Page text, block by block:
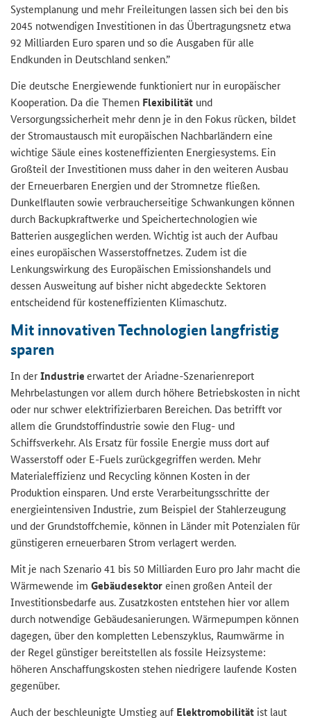
Systemplanung und mehr Freileitungen lassen sich bei den bis
2045 notwendigen Investitionen in das Übertragungsnetz etwa
92 Milliarden Euro sparen und so die Ausgaben für alle
Endkunden in Deutschland senken.”
Die deutsche Energiewende funktioniert nur in europäischer
Kooperation. Da die Themen Flexibilität und
Versorgungssicherheit mehr denn je in den Fokus rücken, bildet
der Stromaustausch mit europäischen Nachbarländern eine
wichtige Säule eines kosteneffizienten Energiesystems. Ein
Großteil der Investitionen muss daher in den weiteren Ausbau
der Erneuerbaren Energien und der Stromnetze fließen.
Dunkelflauten sowie verbraucherseitige Schwankungen können
durch Backupkraftwerke und Speichertechnologien wie
Batterien ausgeglichen werden. Wichtig ist auch der Aufbau
eines europäischen Wasserstoffnetzes. Zudem ist die
Lenkungswirkung des Europäischen Emissionshandels und
dessen Ausweitung auf bisher nicht abgedeckte Sektoren
entscheidend für kosteneffizienten Klimaschutz.
Mit innovativen Technologien langfristig
sparen
In derIndustrieerwartet der Ariadne-Szenarienreport
Mehrbelastungen vor allem durch höhere Betriebskosten in nicht
oder nur schwer elektrifizierbaren Bereichen. Das betrifft vor
allem die Grundstoffindustrie sowie den Flug- und
Schiffsverkehr. Als Ersatz für fossile Energie muss dort auf
Wasserstoff oder E-Fuels zurückgegriffen werden. Mehr
Materialeffizienz und Recycling können Kosten in der
Produktion einsparen. Und erste Verarbeitungsschritte der
energieintensiven Industrie, zum Beispiel der Stahlerzeugung
und der Grundstoffchemie, können in Länder mit Potenzialen für
günstigeren erneuerbaren Strom verlagert werden.
Mit je nach Szenario 41 bis 50 Milliarden Euro pro Jahr macht die
Wärmewende im Gebäudesektoreinen großen Anteil der
Investitionsbedarfe aus. Zusatzkosten entstehen hier vor allem
durch notwendige Gebäudesanierungen. Wärmepumpen können
dagegen, über den kompletten Lebenszyklus, Raumwärme in
der Regel günstiger bereitstellen als fossile Heizsysteme:
höheren Anschaffungskosten stehen niedrigere laufende Kosten
gegenüber.
Auch der beschleunigte Umstieg auf Elektromobilität ist laut